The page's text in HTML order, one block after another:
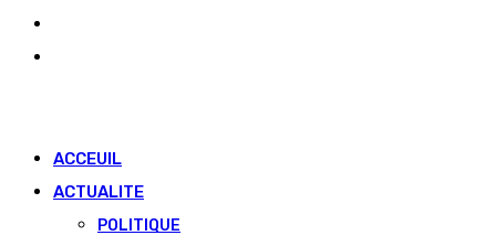
ACCEUIL
ACTUALITE
POLITIQUE